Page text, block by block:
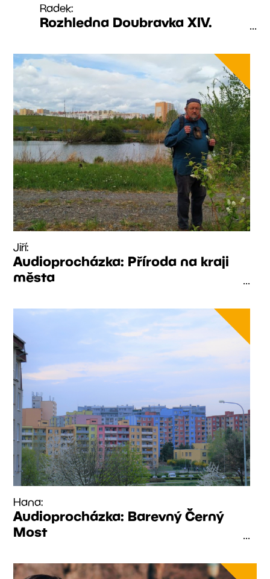
Radek:
Rozhledna Doubravka XIV. ...
Jiří:
Audioprocházka: Příroda na kraji
města
...
Hana:
Audioprocházka: Barevný Černý
Most
...